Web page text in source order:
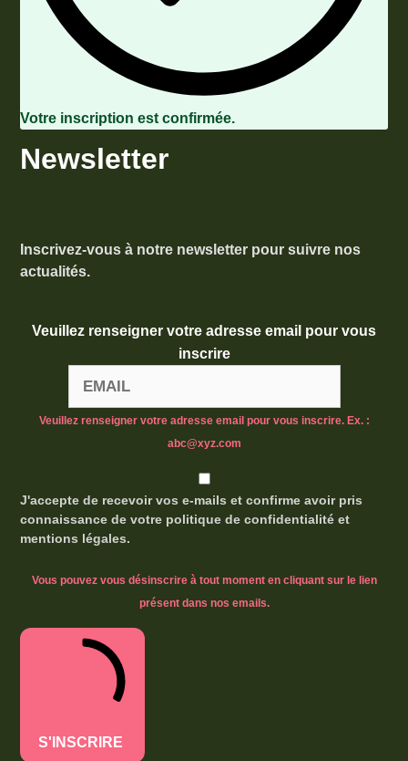
Votre inscription est confirmée.
Newsletter
Inscrivez-vous à notre newsletter pour suivre nos
actualités.
Veuillez renseigner votre adresse email pour vous
inscrire
Veuillez renseigner votre adresse email pour vous inscrire. Ex. :
abc@xyz.com
J'accepte de recevoir vos e-mails et confirme avoir pris
connaissance de votre politique de confidentialité et
mentions légales.
Vous pouvez vous désinscrire à tout moment en cliquant sur le lien
présent dans nos emails.
S'INSCRIRE